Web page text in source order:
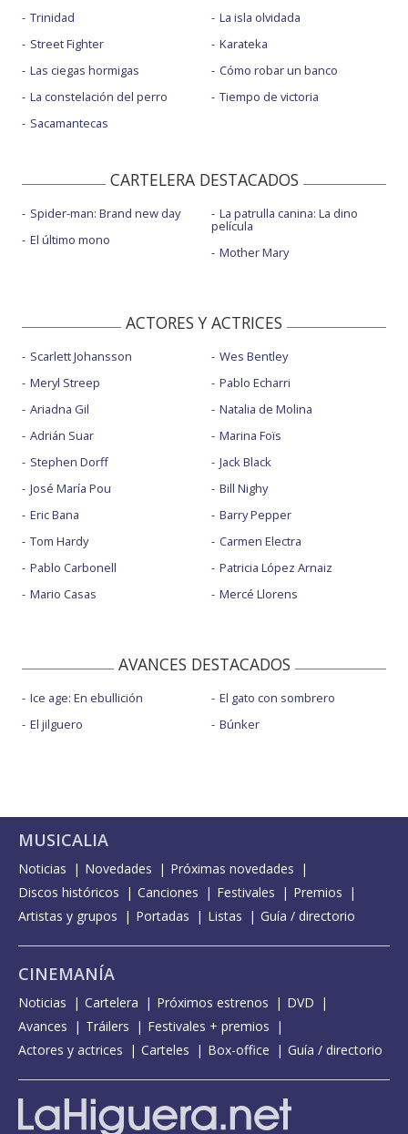
Trinidad
Street Fighter
Las ciegas hormigas
La constelación del perro
Sacamantecas
La isla olvidada
Karateka
Cómo robar un banco
Tiempo de victoria
CARTELERA DESTACADOS
Spider-man: Brand new day
El último mono
La patrulla canina: La dino
película
Mother Mary
ACTORES Y ACTRICES
Scarlett Johansson
Meryl Streep
Ariadna Gil
Adrián Suar
Stephen Dorff
José María Pou
Eric Bana
Tom Hardy
Pablo Carbonell
Mario Casas
Wes Bentley
Pablo Echarri
Natalia de Molina
Marina Foïs
Jack Black
Bill Nighy
Barry Pepper
Carmen Electra
Patricia López Arnaiz
Mercé Llorens
AVANCES DESTACADOS
Ice age: En ebullición
El jilguero
El gato con sombrero
Búnker
MUSICALIA
Noticias Novedades
Próximas novedades
Discos históricos
Canciones Festivales
Premios
Artistas y grupos
Portadas Listas Guía / directorio
CINEMANÍA
Noticias Cartelera Próximos estrenos
DVD
Avances
Tráilers
Festivales + premios
Actores y actrices
Carteles Box-office Guía / directorio